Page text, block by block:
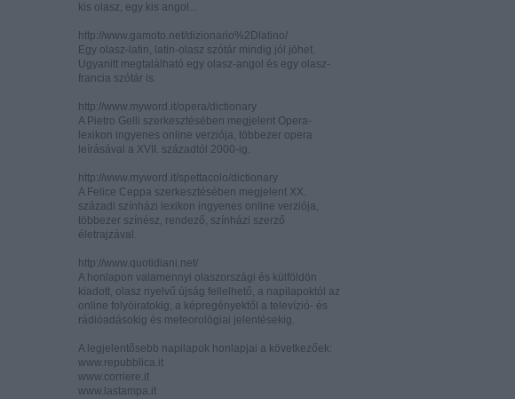
kis olasz, egy kis angol...
http://www.gamoto.net/dizionario%2Dlatino/
Egy olasz-latin, latin-olasz szótár mindig jól jöhet.
Ugyanitt megtalálható egy olasz-angol és egy olasz-
francia szótár is.
http://www.myword.it/opera/dictionary
A Pietro Gelli szerkesztésében megjelent Opera-
lexikon ingyenes online verziója, többezer opera
leírásával a XVII. századtól 2000-ig.
http://www.myword.it/spettacolo/dictionary
A Felice Ceppa szerkesztésében megjelent XX.
századi színházi lexikon ingyenes online verziója,
többezer színész, rendező, színházi szerző
életrajzával.
http://www.quotidiani.net/
A honlapon valamennyi olaszországi és külföldön
kiadott, olasz nyelvű újság fellelhető, a napilapoktól az
online folyóiratokig, a képregényektől a televízió- és
rádióadásokig és meteorológiai jelentésekig.
A legjelentősebb napilapok honlapjai a következőek:
www.repubblica.it
www.corriere.it
www.lastampa.it